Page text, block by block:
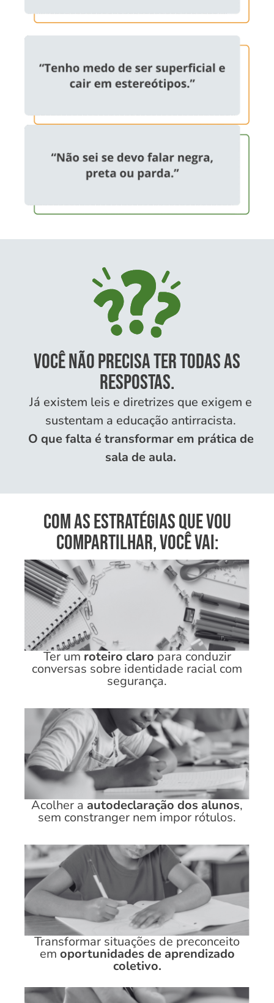
Você não precisa ter todas as
respostas.
Já existem leis e diretrizes que exigem e
sustentam a educação antirracista.
O que falta é transformar em prática de
sala de aula.
Com as estratégias que vou
compartilhar, você vai:
Ter umroteiro claropara conduzir
conversas sobre identidade racial com
segurança.
Acolher aautodeclaração dos alunos,
sem constranger nem impor rótulos.
Transformar situações de preconceito
em oportunidades de aprendizado
coletivo.